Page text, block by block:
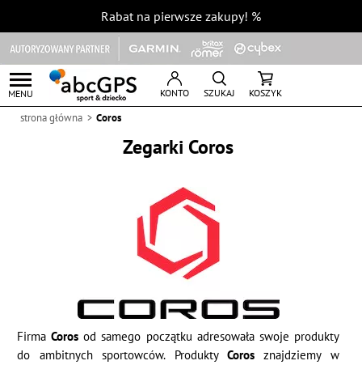
Rabat na pierwsze zakupy! %
MENU KONTO SZUKAJ KOSZYK
strona główna Coros
Zegarki Coros
FirmaCoros od samego początku adresowała swoje produkty
do ambitnych sportowców. Produkty Corosznajdziemy w